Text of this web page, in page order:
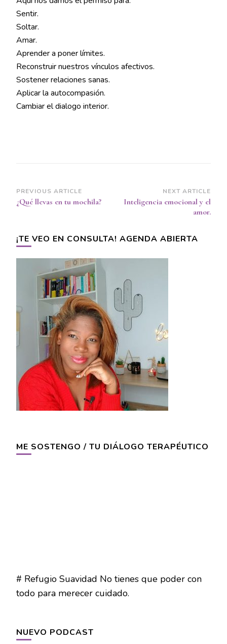
Sentir.
Soltar.
Amar.
Aprender a poner límites.
Reconstruir nuestros vínculos afectivos.
Sostener relaciones sanas.
Aplicar la autocompasión.
Cambiar el dialogo interior.
Post
Navigation
PREVIOUS ARTICLE
¿Qué llevas en tu mochila?
NEXT ARTICLE
Inteligencia emocional y el
amor.
¡TE VEO EN CONSULTA! AGENDA ABIERTA
ME SOSTENGO / TU DIÁLOGO TERAPÉUTICO
# Refugio Suavidad No tienes que poder con
todo para merecer cuidado.
NUEVO PODCAST